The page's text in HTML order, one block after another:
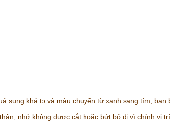
sung khá to và màu chuyển từ xanh sang tím,
nhớ không được cắt hoặc bứt bỏ đi vì chính vị